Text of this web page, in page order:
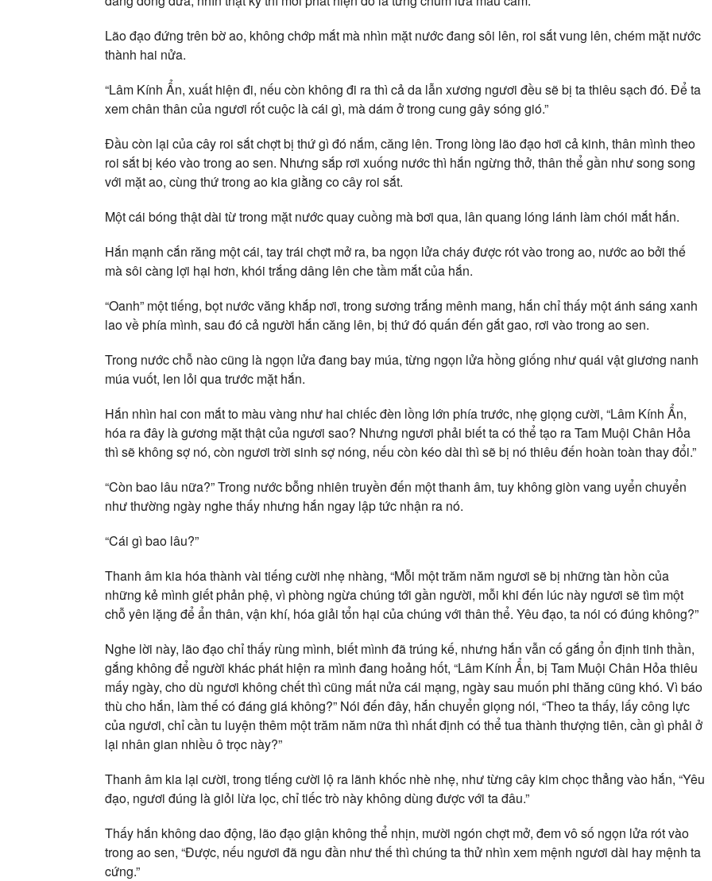
Lão đạo đứng trên bờ ao, không chớp mắt mà nhìn mặt nước đang sôi lên, roi sắt vung lên, chém mặt nước
thành hai nửa.
“Lâm Kính Ẩn, xuất hiện đi, nếu còn không đi ra thì cả da lẫn xương ngươi đều sẽ bị ta thiêu sạch đó. Để ta
xem chân thân của ngươi rốt cuộc là cái gì, mà dám ở trong cung gây sóng gió.”
Đầu còn lại của cây roi sắt chợt bị thứ gì đó nắm, căng lên. Trong lòng lão đạo hơi cả kinh, thân mình theo
roi sắt bị kéo vào trong ao sen. Nhưng sắp rơi xuống nước thì hắn ngừng thở, thân thể gần như song song
với mặt ao, cùng thứ trong ao kia giằng co cây roi sắt.
Một cái bóng thật dài từ trong mặt nước quay cuồng mà bơi qua, lân quang lóng lánh làm chói mắt hắn.
Hắn mạnh cắn răng một cái, tay trái chợt mở ra, ba ngọn lửa cháy được rót vào trong ao, nước ao bởi thế
mà sôi càng lợi hại hơn, khói trắng dâng lên che tầm mắt của hắn.
“Oanh” một tiếng, bọt nước văng khắp nơi, trong sương trắng mênh mang, hắn chỉ thấy một ánh sáng xanh
lao về phía mình, sau đó cả người hắn căng lên, bị thứ đó quấn đến gắt gao, rơi vào trong ao sen.
Trong nước chỗ nào cũng là ngọn lửa đang bay múa, từng ngọn lửa hồng giống như quái vật giương nanh
múa vuốt, len lỏi qua trước mặt hắn.
Hắn nhìn hai con mắt to màu vàng như hai chiếc đèn lồng lớn phía trước, nhẹ giọng cười, “Lâm Kính Ẩn,
hóa ra đây là gương mặt thật của ngươi sao? Nhưng ngươi phải biết ta có thể tạo ra Tam Muội Chân Hỏa
thì sẽ không sợ nó, còn ngươi trời sinh sợ nóng, nếu còn kéo dài thì sẽ bị nó thiêu đến hoàn toàn thay đổi.”
“Còn bao lâu nữa?” Trong nước bỗng nhiên truyền đến một thanh âm, tuy không giòn vang uyển chuyển
như thường ngày nghe thấy nhưng hắn ngay lập tức nhận ra nó.
“Cái gì bao lâu?”
Thanh âm kia hóa thành vài tiếng cười nhẹ nhàng, “Mỗi một trăm năm ngươi sẽ bị những tàn hồn của
những kẻ mình giết phản phệ, vì phòng ngừa chúng tới gần người, mỗi khi đến lúc này ngươi sẽ tìm một
chỗ yên lặng để ẩn thân, vận khí, hóa giải tổn hại của chúng với thân thể. Yêu đạo, ta nói có đúng không?”
Nghe lời này, lão đạo chỉ thấy rùng mình, biết mình đã trúng kế, nhưng hắn vẫn cố gắng ổn định tinh thần,
gắng không để người khác phát hiện ra mình đang hoảng hốt, “Lâm Kính Ẩn, bị Tam Muội Chân Hỏa thiêu
mấy ngày, cho dù ngươi không chết thì cũng mất nửa cái mạng, ngày sau muốn phi thăng cũng khó. Vì báo
thù cho hắn, làm thế có đáng giá không?” Nói đến đây, hắn chuyển giọng nói, “Theo ta thấy, lấy công lực
của ngươi, chỉ cần tu luyện thêm một trăm năm nữa thì nhất định có thể tua thành thượng tiên, cần gì phải ở
lại nhân gian nhiều ô trọc này?”
Thanh âm kia lại cười, trong tiếng cười lộ ra lãnh khốc nhè nhẹ, như từng cây kim chọc thẳng vào hắn, “Yêu
đạo, ngươi đúng là giỏi lừa lọc, chỉ tiếc trò này không dùng được với ta đâu.”
Thấy hắn không dao động, lão đạo giận không thể nhịn, mười ngón chợt mở, đem vô số ngọn lửa rót vào
trong ao sen, “Được, nếu ngươi đã ngu đần như thế thì chúng ta thử nhìn xem mệnh ngươi dài hay mệnh ta
cứng.”